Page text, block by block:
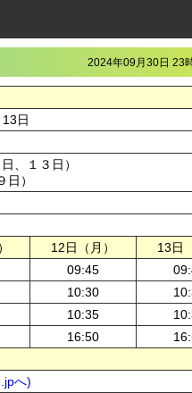
2024年09月30日 23
日
、１３日）
）
） 12日（月）
13日
09:45
10:30
10:35
16:50
へ)